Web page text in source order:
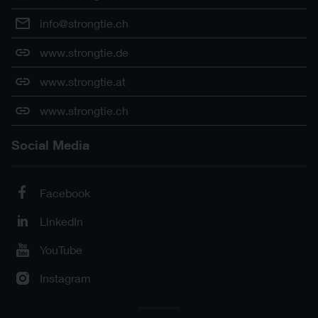
info@strongtie.ch
www.strongtie.de
www.strongtie.at
www.strongtie.ch
Social Media
Facebook
LinkedIn
YouTube
Instagram